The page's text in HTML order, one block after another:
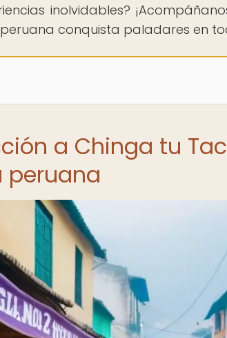
inolvidables?
conquista paladares en
a Chinga tu
peruana